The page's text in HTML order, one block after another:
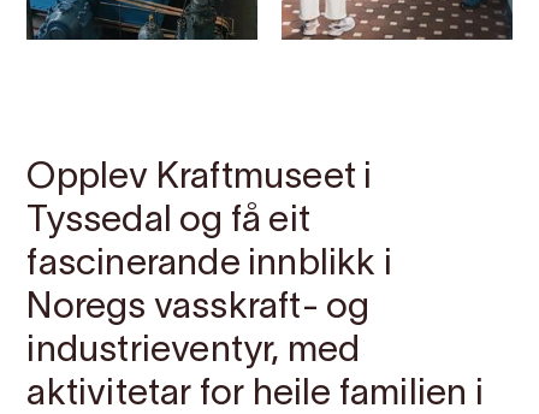
Opplev Kraftmuseet i
Tyssedal og få eit
fascinerande innblikk i
Noregs vasskraft- og
industrieventyr, med
aktivitetar for heile familien i